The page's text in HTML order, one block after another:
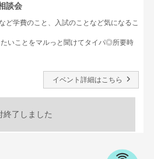
談会
ど学費のこと、入試のことなど気になるこ
いことをマルっと聞けてタイパ◎所要時
イベント詳細はこちら
終了しました